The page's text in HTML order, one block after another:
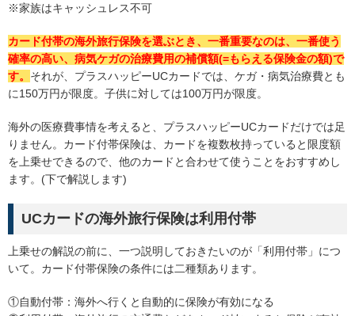
※家族はキャッシュレス不可
カード付帯の海外旅行保険を選ぶとき、一番重要なのは、一番使う
確率の高い、病気ケガの治療費用の補償額(=もらえる保険金の額)で
す。 それが、プラスハッピーUCカードでは、ケガ・病気治療費とも
に150万円が限度。子供に対しては100万円が限度。
海外の医療費事情を考えると、プラスハッピーUCカードだけでは足
りません。カード付帯保険は、カードを複数枚持っていると限度額
を上乗せできるので、他のカードと合わせて使うことをおすすめし
ます。(下で解説します)
UCカードの海外旅行保険は利用付帯
上乗せの解説の前に、一つ説明しておきたいのが「利用付帯」につ
いて。カード付帯保険の条件には二種類あります。
①自動付帯：海外へ行くと自動的に保険が有効になる